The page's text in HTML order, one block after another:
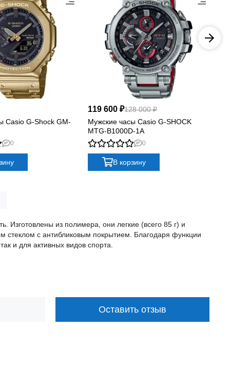
Casio G-Shock GM-
0
119 600 ₽128 000 ₽
Мужские часы Casio G-SHOCK
MTG-B1000D-1A
0
В корзину
Изготовлены из полимера, они легкие (всего 85 г) и
с антибликовым покрытием. Благодаря функции
и для активных видов спорта.
Оставить отзыв